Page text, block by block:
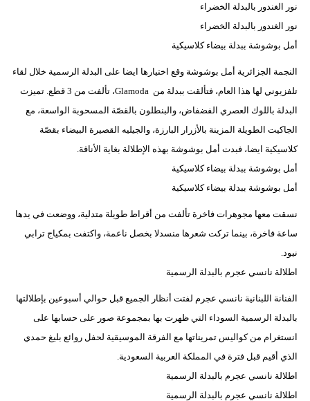
نور الغندور بالبدلة الخضراء
نور الغندور بالبدلة الخضراء
أمل بوشوشة ببدلة بيضاء كلاسيكية
النجمة الجزائرية أمل بوشوشة وقع اختيارها ايضا على البدلة الرسمية خلال لقاء
تلفزيوني لها هذا العام، فتألقت ببدلة من Glamoda، تألفت من 3 قطع. تميزت
البدلة باللوك العصري الفضفاض، والبنطلون بالقصّة المسحوبة الواسعة، مع
الجاكيت الطويلة المزينة بالأزرار البارزة، والجيليه القصيرة البيضاء بقصّة
كلاسيكية ايضا، فبدت أمل بوشوشة بهذه الإطلالة بغاية الأناقة.
أمل بوشوشة ببدلة بيضاء كلاسيكية
أمل بوشوشة ببدلة بيضاء كلاسيكية
نسقت معها مجوهرات فاخرة تألفت من أقراط طويلة متدلية، ووضعت في يدها
ساعة فاخرة، بينما تركت شعرها منسدلا بخصل ناعمة، واكتفت بمكياج ترابي
نيود.
اطلالة نانسي عجرم بالبدلة الرسمية
الفنانة اللبنانية نانسي عجرم لفتت أنظار الجميع قبل حوالي أسبوعين بإطلالتها
بالبدلة الرسمية السوداء التي ظهرت بها بمجموعة صور على حسابها على
انستغرام من كواليس تمريناتها مع الفرقة الموسيقية لحفل روائع بليغ حمدي
الذي أقيم قبل فترة في المملكة العربية السعودية.
اطلالة نانسي عجرم بالبدلة الرسمية
اطلالة نانسي عجرم بالبدلة الرسمية